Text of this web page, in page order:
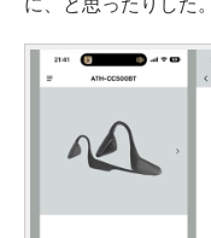
に、と思ったりした。